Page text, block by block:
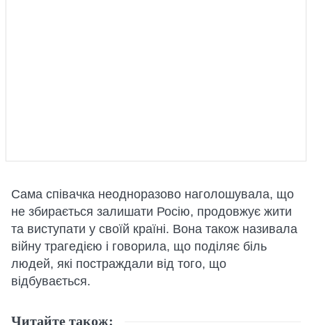
Сама співачка неодноразово наголошувала, що
не збирається залишати Росію, продовжує жити
та виступати у своїй країні. Вона також називала
війну трагедією і говорила, що поділяє біль
людей, які постраждали від того, що
відбувається.
Читайте також: